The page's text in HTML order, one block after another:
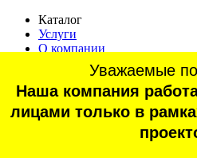
Каталог
Услуги
О компании
Статьи
Контакты
Отзывы
г. Санкт-Петербург, проспект
Уважаемые
Наша компания
лицами только в